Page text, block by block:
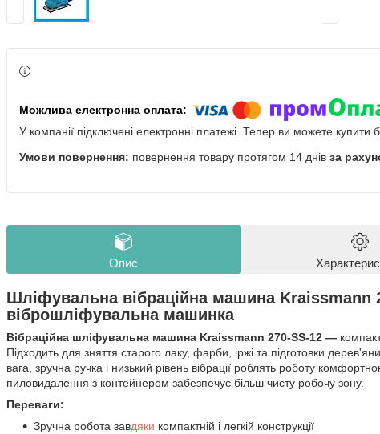
У компанії підключені електронні платежі. Тепер ви можете
повернення товару протягом 14 днів за
Опис
Шліфувальна вібраційна машина Kraissmann
віброшліфувальна машинка
Вібраційна шліфувальна машина Kraissmann 270‑SS‑12 —
Підходить для зняття старого лаку, фарби, іржі та підготовки
вага, зручна ручка і низький рівень вібрації роблять роботу
пиловидалення з контейнером забезпечує більш чисту робочу зону.
Переваги:
Зручна робота завдяки компактній і легкій конструкції